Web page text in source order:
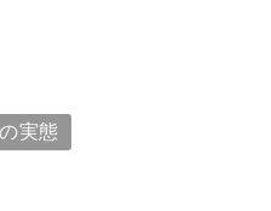
実態